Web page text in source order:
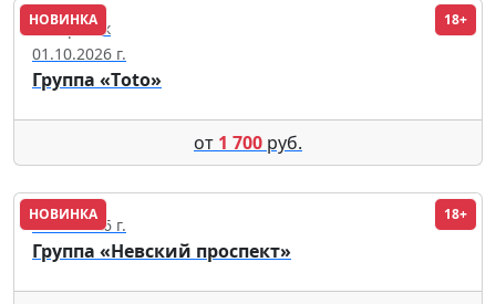
НОВИНКА 18+
Хабаровск
01.10.2026 г.
Группа «Тoto»
от 1 700 руб.
НОВИНКА 18+
29.11.2026 г.
Группа «Невский проспект»